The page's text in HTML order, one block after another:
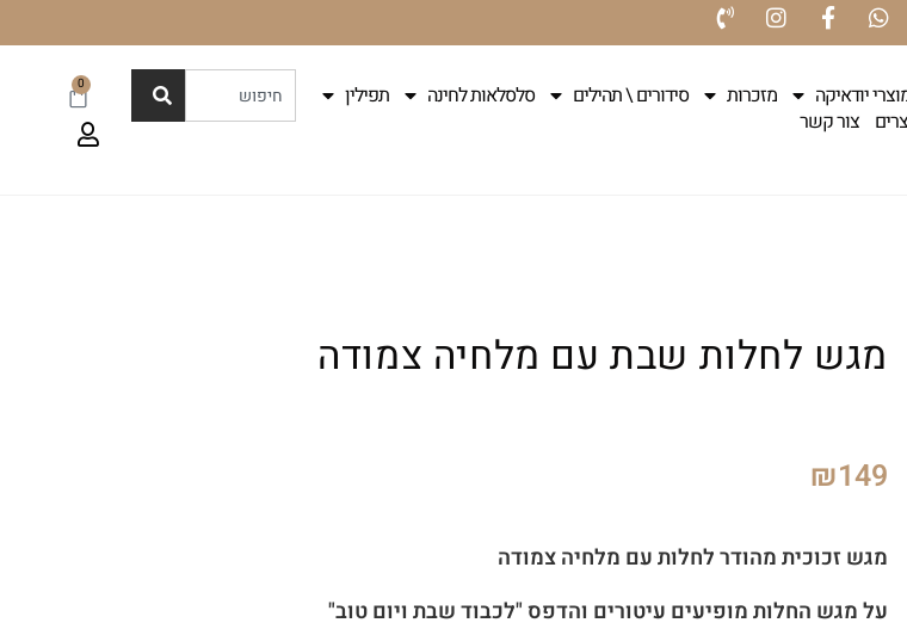
יודאיקה מזכרות סידורים \ תהילים סלסלאות לחינה
תפילין
צור קשר
0
מגש לחלות שבת עם מלחיה צמודה
₪149
מגש זכוכית מהודר לחלות עם מלחיה צמודה
על מגש החלות מופיעים עיטורים והדפס "לכבוד שבת ויום טוב"